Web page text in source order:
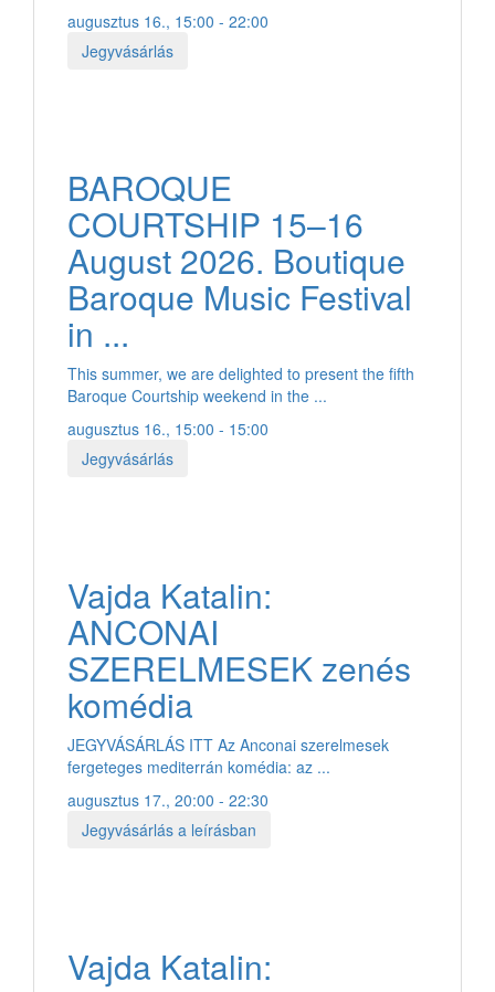
augusztus 16., 15:00 - 22:00
Jegyvásárlás
BAROQUE
COURTSHIP 15–16
August 2026. Boutique
Baroque Music Festival
in ...
This summer, we are delighted to present the fifth
Baroque Courtship weekend in the ...
augusztus 16., 15:00 - 15:00
Jegyvásárlás
Vajda Katalin:
ANCONAI
SZERELMESEK zenés
komédia
JEGYVÁSÁRLÁS ITT Az Anconai szerelmesek
fergeteges mediterrán komédia: az ...
augusztus 17., 20:00 - 22:30
Jegyvásárlás a leírásban
Vajda Katalin: